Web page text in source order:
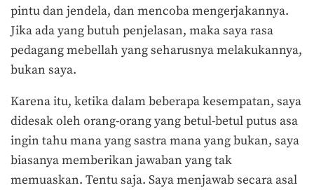
pintu dan jendela, dan mencoba mengerjakannya.
Jika ada yang butuh penjelasan, maka saya rasa
pedagang mebellah yang seharusnya melakukannya,
bukan saya.
Karena itu, ketika dalam beberapa kesempatan, saya
didesak oleh orang-orang yang betul-betul putus asa
ingin tahu mana yang sastra mana yang bukan, saya
biasanya memberikan jawaban yang tak
memuaskan. Tentu saja. Saya menjawab secara asal